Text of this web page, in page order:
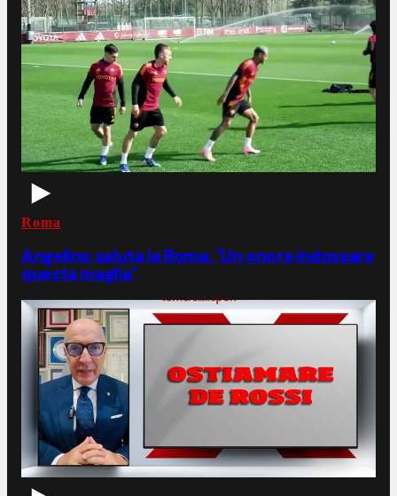
Roma
Angelino saluta la Roma: "Un onore indossare
questa maglia"